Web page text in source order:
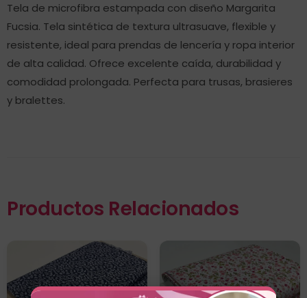
Tela de microfibra estampada con diseño Margarita
Fucsia. Tela sintética de textura ultrasuave, flexible y
resistente, ideal para prendas de lencería y ropa interior
de alta calidad. Ofrece excelente caída, durabilidad y
comodidad prolongada. Perfecta para trusas, brasieres
y bralettes.
Productos Relacionados